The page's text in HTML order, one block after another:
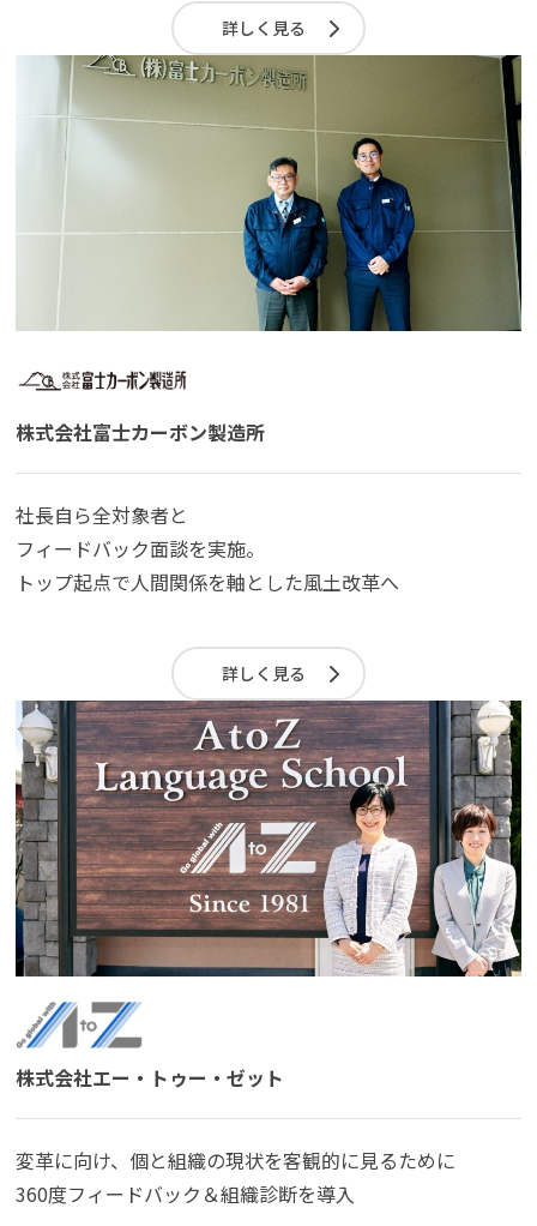
詳しく見る
株式会社富士カーボン製造所
社長自ら全対象者と
フィードバック面談を実施。
トップ起点で人間関係を軸とした風土改革へ
詳しく見る
株式会社エー・トゥー・ゼット
変革に向け、個と組織の現状を客観的に見るために
360度フィードバック＆組織診断を導入